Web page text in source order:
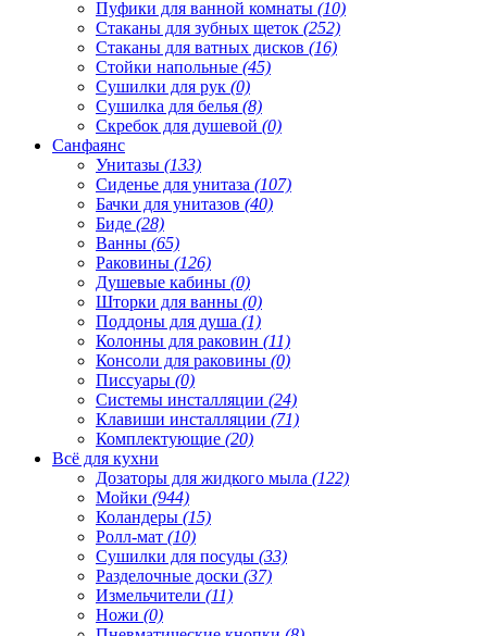
Пуфики для ванной комнаты (10)
Стаканы для зубных щеток (252)
Стаканы для ватных дисков (16)
Стойки напольные (45)
Сушилки для рук (0)
Сушилка для белья (8)
Скребок для душевой (0)
Санфаянс
Унитазы (133)
Сиденье для унитаза (107)
Бачки для унитазов (40)
Биде (28)
Ванны (65)
Раковины (126)
Душевые кабины (0)
Шторки для ванны (0)
Поддоны для душа (1)
Колонны для раковин (11)
Консоли для раковины (0)
Писсуары (0)
Системы инсталляции (24)
Клавиши инсталляции (71)
Комплектующие (20)
Всё для кухни
Дозаторы для жидкого мыла (122)
Мойки (944)
Коландеры (15)
Ролл-мат (10)
Сушилки для посуды (33)
Разделочные доски (37)
Измельчители (11)
Ножи (0)